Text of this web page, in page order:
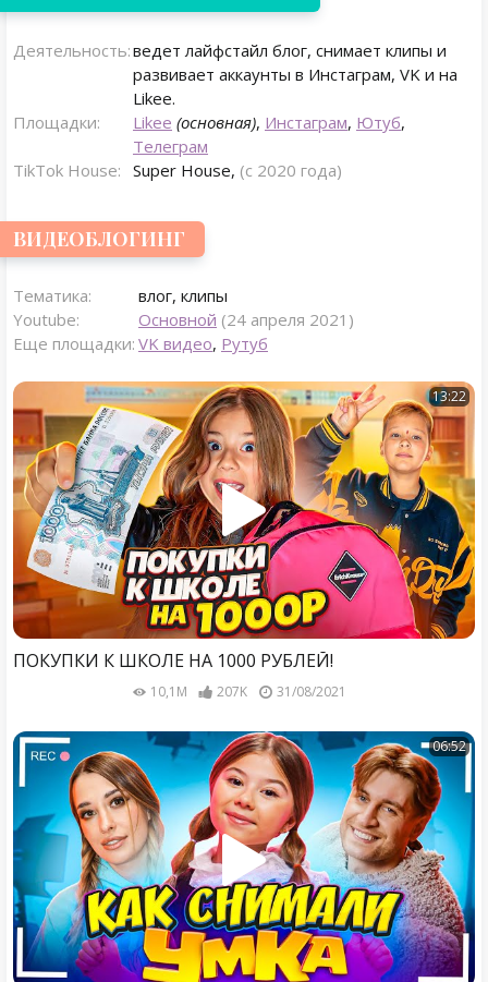
Деятельность:ведет лайфстайл блог, снимает клипы и
развивает аккаунты в Инстаграм, VK и на
Likee.
Площадки:
Likee (основная), Инстаграм, Ютуб,
Телеграм
TikTok House: Super House, (с 2020 года)
ВИДЕОБЛОГИНГ
Тематика:
влог, клипы
Youtube:
Основной (24 апреля 2021)
Еще площадки: VK видео, Рутуб
13:22
ПОКУПКИ К ШКОЛЕ НА 1000 РУБЛЕЙ!
10,1M 207K 31/08/2021
06:52